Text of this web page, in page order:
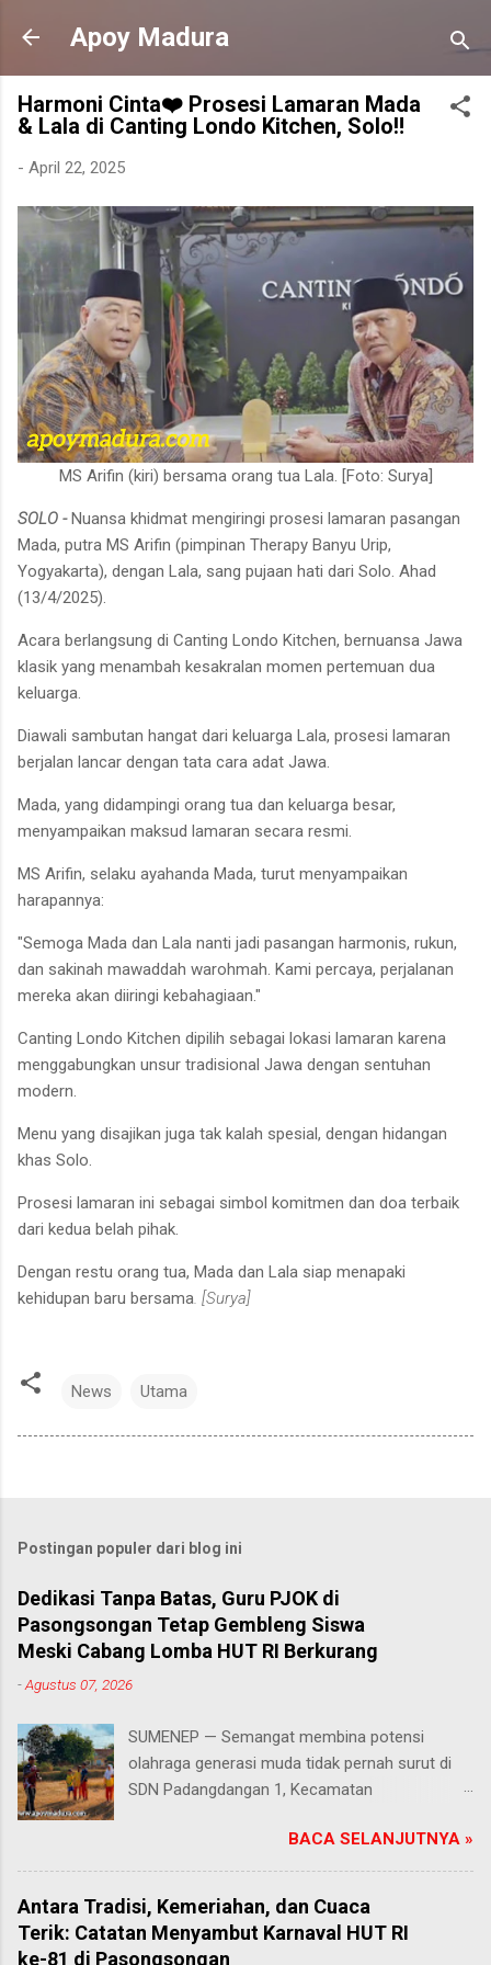
Langsung ke konten utama
Apoy Madura
Harmoni Cinta❤️ Prosesi Lamaran Mada
& Lala di Canting Londo Kitchen, Solo‼️
- April 22, 2025
MS Arifin (kiri) bersama orang tua Lala. [Foto: Surya]
SOLO -Nuansa khidmat mengiringi prosesi lamaran pasangan
Mada, putra MS Arifin (pimpinan Therapy Banyu Urip,
Yogyakarta), dengan Lala, sang pujaan hati dari Solo. Ahad
(13/4/2025).
Acara berlangsung di Canting Londo Kitchen, bernuansa Jawa
klasik yang menambah kesakralan momen pertemuan dua
keluarga.
Diawali sambutan hangat dari keluarga Lala, prosesi lamaran
berjalan lancar dengan tata cara adat Jawa.
Mada, yang didampingi orang tua dan keluarga besar,
menyampaikan maksud lamaran secara resmi.
MS Arifin, selaku ayahanda Mada, turut menyampaikan
harapannya:
"Semoga Mada dan Lala nanti jadi pasangan harmonis, rukun,
dan sakinah mawaddah warohmah. Kami percaya, perjalanan
mereka akan diiringi kebahagiaan."
Canting Londo Kitchen dipilih sebagai lokasi lamaran karena
menggabungkan unsur tradisional Jawa dengan sentuhan
modern.
Menu yang disajikan juga tak kalah spesial, dengan hidangan
khas Solo.
Prosesi lamaran ini sebagai simbol komitmen dan doa terbaik
dari kedua belah pihak.
Dengan restu orang tua, Mada dan Lala siap menapaki
kehidupan baru bersama . [Surya]
News Utama
Postingan populer dari blog ini
Dedikasi Tanpa Batas, Guru PJOK di
Pasongsongan Tetap Gembleng Siswa
Meski Cabang Lomba HUT RI Berkurang
-Agustus 07, 2026
SUMENEP — Semangat membina potensi
olahraga generasi muda tidak pernah surut di
SDN Padangdangan 1, Kecamatan
(5/8/2026) Meski beberapa cabang olahraga
tidak masuk dalam daftar kompetisi perayaan
Hari Ulang Tahun (HUT) Kemerdekaan Republik
Indonesia tahun ini, proses latihan bagi para
siswa tetap berjalan penuh antusias. Risqon
BACA SELANJUTNYA »
Antara Tradisi, Kemeriahan, dan Cuaca
Terik: Catatan Menyambut Karnaval HUT RI
ke-81 di Pasongsongan